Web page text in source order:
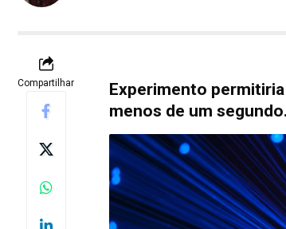
Compartilhar
Experimento
menos de um segundo.